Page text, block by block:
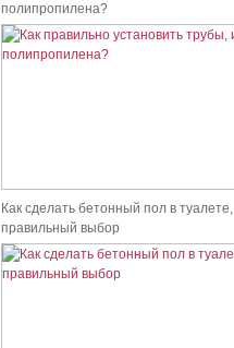
полипропилена?
Как сделать бетонный пол в туалете,
правильный выбор